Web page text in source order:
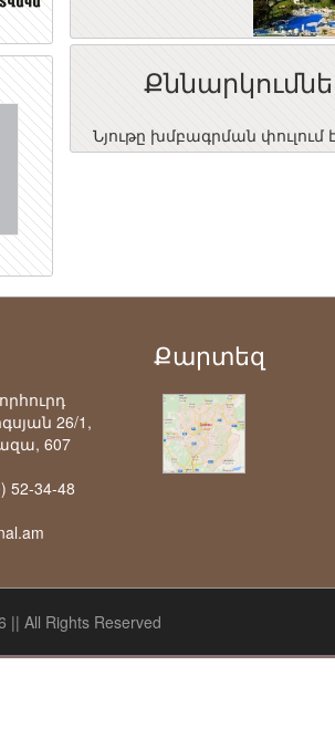
Նյութը խմբագրման փուլում է
26/1,
607
52-34-48
Քարտեզ
|| All Rights Reserved